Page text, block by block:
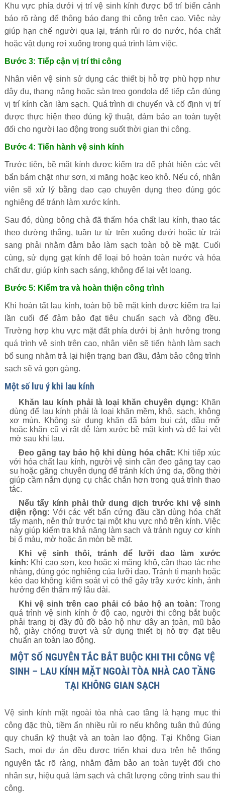
Khu vực phía dưới vị trí vệ sinh kính được bố trí biển cảnh
báo rõ ràng để thông báo đang thi công trên cao. Việc này
giúp hạn chế người qua lại, tránh rủi ro do nước, hóa chất
hoặc vật dụng rơi xuống trong quá trình làm việc.
Bước 3: Tiếp cận vị trí thi công
Nhân viên vệ sinh sử dụng các thiết bị hỗ trợ phù hợp như
dây đu, thang nâng hoặc sàn treo gondola để tiếp cận đúng
vị trí kính cần làm sạch. Quá trình di chuyển và cố định vị trí
được thực hiện theo đúng kỹ thuật, đảm bảo an toàn tuyệt
đối cho người lao động trong suốt thời gian thi công.
Bước 4: Tiến hành vệ sinh kính
Trước tiên, bề mặt kính được kiểm tra để phát hiện các vết
bẩn bám chặt như sơn, xi măng hoặc keo khô. Nếu có, nhân
viên sẽ xử lý bằng dao cạo chuyên dụng theo đúng góc
nghiêng để tránh làm xước kính.
Sau đó, dùng bông chà đã thấm hóa chất lau kính, thao tác
theo đường thẳng, tuần tự từ trên xuống dưới hoặc từ trái
sang phải nhằm đảm bảo làm sạch toàn bộ bề mặt. Cuối
cùng, sử dụng gạt kính để loại bỏ hoàn toàn nước và hóa
chất dư, giúp kính sạch sáng, không để lại vệt loang.
Bước 5: Kiểm tra và hoàn thiện công trình
Khi hoàn tất lau kính, toàn bộ bề mặt kính được kiểm tra lại
lần cuối để đảm bảo đạt tiêu chuẩn sạch và đồng đều.
Trường hợp khu vực mặt đất phía dưới bị ảnh hưởng trong
quá trình vệ sinh trên cao, nhân viên sẽ tiến hành làm sạch
bổ sung nhằm trả lại hiện trạng ban đầu, đảm bảo công trình
sạch sẽ và gọn gàng.
Một số lưu ý khi lau kính
Khăn lau kính phải là loại khăn chuyên dụng: Khăn
dùng để lau kính phải là loại khăn mềm, khô, sạch, không
xơ mủn. Không sử dụng khăn đã bám bụi cát, dầu mỡ
hoặc khăn cũ vì rất dễ làm xước bề mặt kính và để lại vệt
mờ sau khi lau.
Đeo găng tay bảo hộ khi dùng hóa chất: Khi tiếp xúc
với hóa chất lau kính, người vệ sinh cần đeo găng tay cao
su hoặc găng chuyên dụng để tránh kích ứng da, đồng thời
giúp cầm nắm dụng cụ chắc chắn hơn trong quá trình thao
tác.
Nếu tẩy kính phải thử dung dịch trước khi vệ sinh
diện rộng: Với các vết bẩn cứng đầu cần dùng hóa chất
tẩy mạnh, nên thử trước tại một khu vực nhỏ trên kính. Việc
này giúp kiểm tra khả năng làm sạch và tránh nguy cơ kính
bị ố màu, mờ hoặc ăn mòn bề mặt.
Khi vệ sinh thôi, tránh để lưỡi dao làm xước
kính: Khi cạo sơn, keo hoặc xi măng khô, cần thao tác nhẹ
nhàng, đúng góc nghiêng của lưỡi dao. Tránh tì mạnh hoặc
kéo dao không kiểm soát vì có thể gây trầy xước kính, ảnh
hưởng đến thẩm mỹ lâu dài.
Khi vệ sinh trên cao phải có bảo hộ an toàn:Trong
quá trình vệ sinh kính ở độ cao, người thi công bắt buộc
phải trang bị đầy đủ đồ bảo hộ như dây an toàn, mũ bảo
hộ, giày chống trượt và sử dụng thiết bị hỗ trợ đạt tiêu
chuẩn an toàn lao động.
MỘT SỐ NGUYÊN TẮC BẮT BUỘC KHI THI CÔNG VỆ
SINH – LAU KÍNH MẶT NGOÀI TÒA NHÀ CAO TẦNG
TẠI KHÔNG GIAN SẠCH
Vệ sinh kính mặt ngoài tòa nhà cao tầng là hạng mục thi
công đặc thù, tiềm ẩn nhiều rủi ro nếu không tuân thủ đúng
quy chuẩn kỹ thuật và an toàn lao động. Tại Không Gian
Sạch, mọi dự án đều được triển khai dựa trên hệ thống
nguyên tắc rõ ràng, nhằm đảm bảo an toàn tuyệt đối cho
nhân sự, hiệu quả làm sạch và chất lượng công trình sau thi
công.